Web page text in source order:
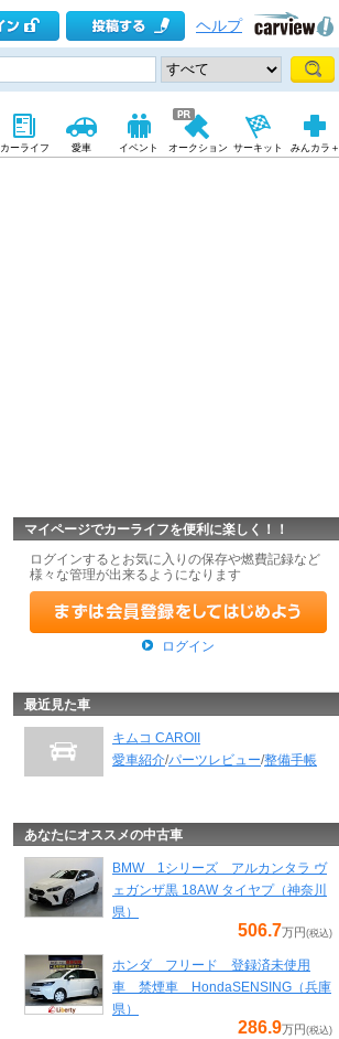
ヘルプ
カーライフ 愛車 イベント オークション サーキット みんカラ＋
マイページでカーライフを便利に楽しく！！
ログインするとお気に入りの保存や燃費記録など
様々な管理が出来るようになります
ログイン
最近見た車
キムコ CAROII
愛車紹介/パーツレビュー/整備手帳
あなたにオススメの中古車
BMW 1シリーズ アルカンタラ ヴ
ェガンザ黒 18AW タイヤプ（神奈川
県）
506.7万円 (税込)
ホンダ フリード 登録済未使用
車 禁煙車 HondaSENSING（兵庫
県）
286.9万円 (税込)